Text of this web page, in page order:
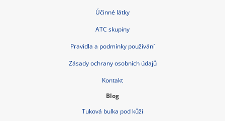
Účinné látky
ATC skupiny
Pravidla a podmínky používání
Zásady ochrany osobních údajů
Kontakt
Blog
Tuková bulka pod kůží